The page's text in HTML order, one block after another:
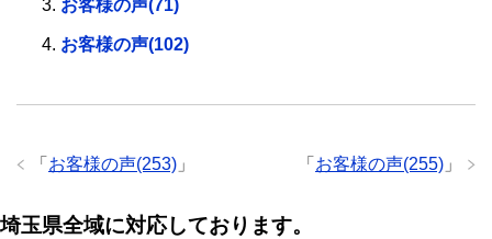
お客様の声(71)
お客様の声(102)
「 お客様の声(255) 」
「 お客様の声(253) 」
埼玉県全域に対応しております。